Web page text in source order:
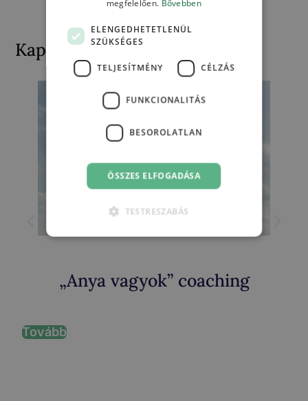
Kapcsolódó termékek
„Anya vagyok” coaching
Tovább
megfelelően. Bővebben
ELENGEDHETETLENÜL
SZÜKSÉGES
TELJESÍTMÉNY CÉLZÁS
FUNKCIONALITÁS
BESOROLATLAN
ÖSSZES ELFOGADÁSA
TESTRESZABÁS